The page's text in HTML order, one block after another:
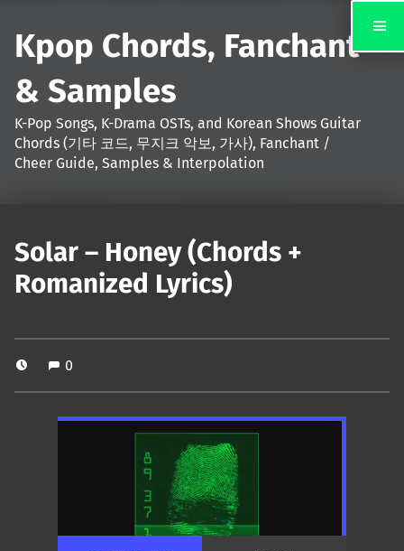
Kpop Chords, Fanchant
& Samples
K-Pop Songs, K-Drama OSTs, and Korean Shows Guitar
Chords (기타 코드, 무지크 악보, 가사), Fanchant /
Cheer Guide, Samples & Interpolation
Solar – Honey (Chords +
Romanized Lyrics)
0